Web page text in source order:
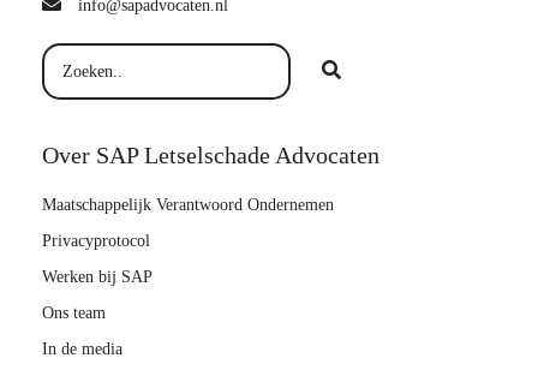
info@sapadvocaten.nl
Over SAP Letselschade Advocaten
Maatschappelijk Verantwoord Ondernemen
Privacyprotocol
Werken bij SAP
Ons team
In de media